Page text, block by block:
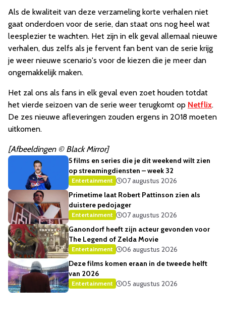
Als de kwaliteit van deze verzameling korte verhalen niet
gaat onderdoen voor de serie, dan staat ons nog heel wat
leesplezier te wachten. Het zijn in elk geval allemaal nieuwe
verhalen, dus zelfs als je fervent fan bent van de serie krijg
je weer nieuwe scenario's voor de kiezen die je meer dan
ongemakkelijk maken.
Het zal ons als fans in elk geval even zoet houden totdat
het vierde seizoen van de serie weer terugkomt op Netflix.
De zes nieuwe afleveringen zouden ergens in 2018 moeten
uitkomen.
[Afbeeldingen © Black Mirror]
5 films en series die je dit weekend wilt zien
op streamingdiensten – week 32
Entertainment
07 augustus 2026
Primetime laat Robert Pattinson zien als
duistere pedojager
Entertainment
07 augustus 2026
Ganondorf heeft zijn acteur gevonden voor
The Legend of Zelda Movie
Entertainment
06 augustus 2026
Deze films komen eraan in de tweede helft
van 2026
Entertainment 05 augustus 2026